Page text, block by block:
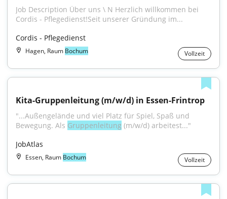
Job Description Über uns \ N Herzlich willkommen bei
Cordis - Pflegedienst!Seit unserer Gründung im...
Cordis - Pflegedienst
Hagen, Raum Bochum Vollzeit
Kita-Gruppenleitung (m/w/d) in Essen-Frintrop
"...Außengelände und viel Platz für Spiel, Spaß und
Bewegung. Als Gruppenleitung (m/w/d) arbeitest..."
JobAtlas
Essen, Raum Bochum Vollzeit